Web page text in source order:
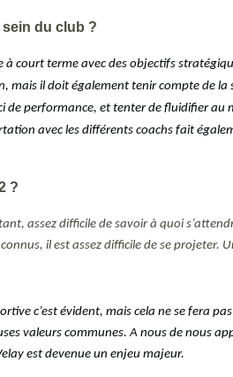
du club ?
à court terme avec des objectifs
mais il doit également tenir compte de
de performance, et tenter de fluidifier au
avec les différents coachs fait
?
assez difficile de savoir à quoi
il est assez difficile de se projeter.
c’est évident, mais cela ne se fera
valeurs communes. A nous de nous
est devenue un enjeu majeur.